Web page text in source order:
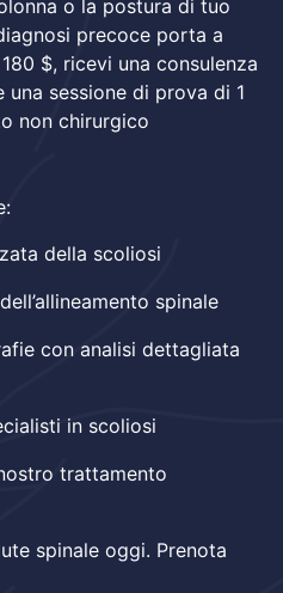
o la postura di tuo
precoce porta a
$, ricevi una consulenza
sessione di prova di 1
non chirurgico
della scoliosi
spinale
con analisi dettagliata
in scoliosi
trattamento
spinale oggi. Prenota